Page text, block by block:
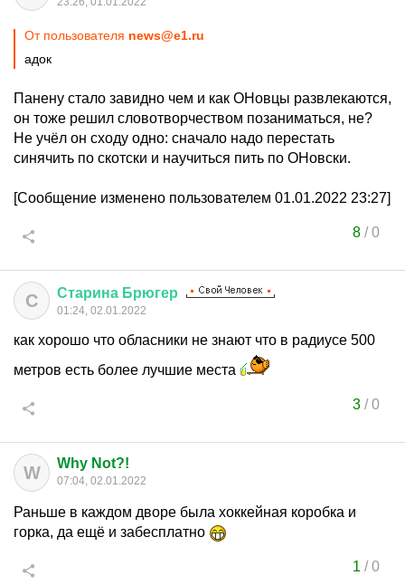
От пользователя news@e1.ru
адок
Панену стало завидно чем и как ОНовцы развлекаются,
он тоже решил словотворчеством позаниматься, не?
Не учёл он сходу одно: сначало надо перестать
синячить по скотски и научиться пить по ОНовски.
[Сообщение изменено пользователем 01.01.2022 23:27]
8/0
С Старина Брюгер
01:24, 02.01.2022
как хорошо что обласники не знают что в радиусе 500
метров есть более лучшие места
3/0
W Why Not?!
07:04, 02.01.2022
Раньше в каждом дворе была хоккейная коробка и
горка, да ещё и забесплатно
1 /0